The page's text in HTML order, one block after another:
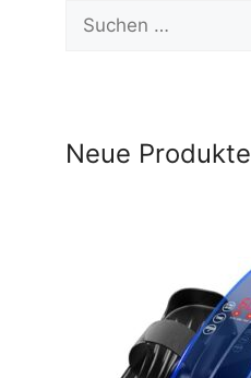
Suchen
nach:
Neue Produkte